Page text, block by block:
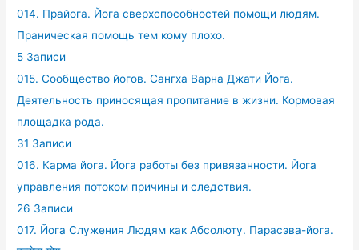
014. Прайога. Йога сверхспособностей помощи людям.
Праническая помощь тем кому плохо.
5 Записи
015. Сообщество йогов. Сангха Варна Джати Йога.
Деятельность приносящая пропитание в жизни. Кормовая
площадка рода.
31 Записи
016. Карма йога. Йога работы без привязанности. Йога
управления потоком причины и следствия.
26 Записи
017. Йога Служения Людям как Абсолюту. Парасэва-йога.